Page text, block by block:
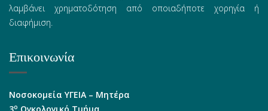
λαμβάνει χρηματοδότηση από οποιαδήποτε χορηγία ή
διαφήμιση.
Επικοινωνία
Νοσοκομεία ΥΓΕΙΑ – Μητέρα
ο